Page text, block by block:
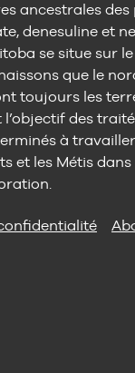
ancestrales des
denesuline et
se situe sur
que le
toujours les
l’objectif des
à
et les Métis